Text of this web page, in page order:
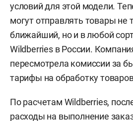
условий для этой модели.
могут отправлять товары не
ближайший, но и в любой
Wildberries в России.
пересмотрела комиссии за
тарифы на обработку
По расчетам Wildberries,
расходы на выполнение